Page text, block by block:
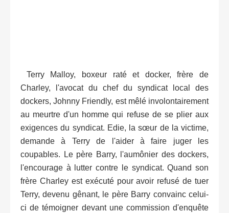
Terry Malloy, boxeur raté et docker, frère de
Charley, l'avocat du chef du syndicat local des
dockers, Johnny Friendly, est mêlé involontairement
au meurtre d'un homme qui refuse de se plier aux
exigences du syndicat. Edie, la sœur de la victime,
demande à Terry de l'aider à faire juger les
coupables. Le père Barry, l'aumônier des dockers,
l'encourage à lutter contre le syndicat. Quand son
frère Charley est exécuté pour avoir refusé de tuer
Terry, devenu gênant, le père Barry convainc celui-
ci de témoigner devant une commission d'enquête